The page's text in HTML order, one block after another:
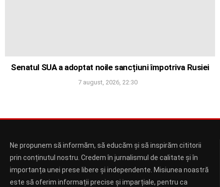
Senatul SUA a adoptat noile sancțiuni împotriva Rusiei
7 august, 2026, 22:30
Ne propunem să informăm, să educăm și să inspirăm cititorii
prin conținutul nostru. Credem în jurnalismul de calitate și în
importanța unei prese libere și independente. Misiunea noastră
este să oferim informații precise și imparțiale, pentru ca